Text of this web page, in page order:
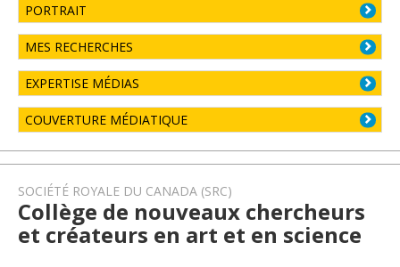
PORTRAIT
MES RECHERCHES
EXPERTISE MÉDIAS
COUVERTURE MÉDIATIQUE
SOCIÉTÉ ROYALE DU CANADA (SRC)
Collège de nouveaux chercheurs
et créateurs en art et en science